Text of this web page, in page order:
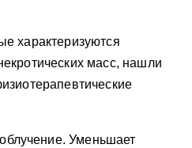
характеризуются
масс, нашли
Уменьшает